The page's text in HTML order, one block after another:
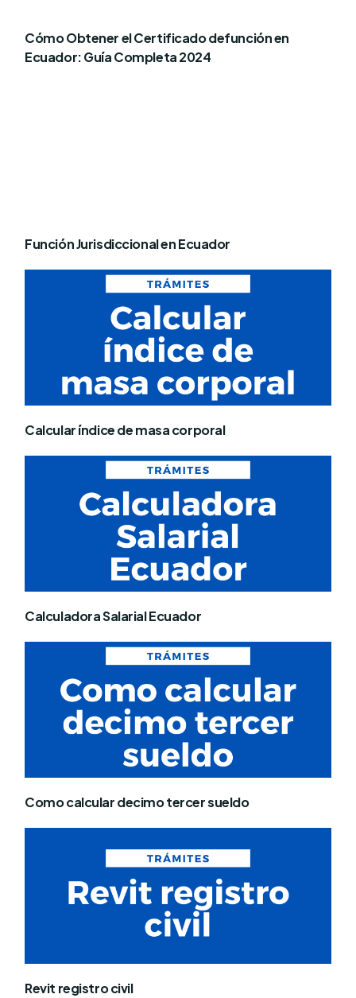
Cómo Obtener el Certificado defunción en
Ecuador: Guía Completa 2024
Función Jurisdiccional en Ecuador
Calcular índice de masa corporal
Calculadora Salarial Ecuador
Como calcular decimo tercer sueldo
Revit registro civil